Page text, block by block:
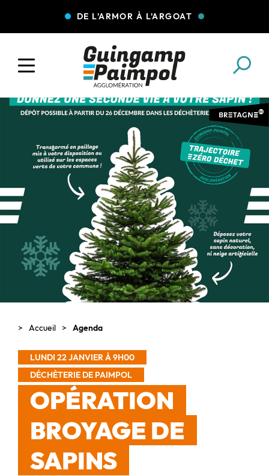
DE L'ARMOR À L'ARGOAT
COLLECTE DES DÉCHETS EAU ET ASSAINISSEMENT
ENFANCE JEUNESSE L'AGGLO' RECRUTE
ASSOCIATIONS PISCINES
Accueil Agenda
LUNDI 22 JANVIER À 9H00
DÉCHÈTERIE DE PAIMPOL
OPÉRATION
BROYAGE DE
SAPINS